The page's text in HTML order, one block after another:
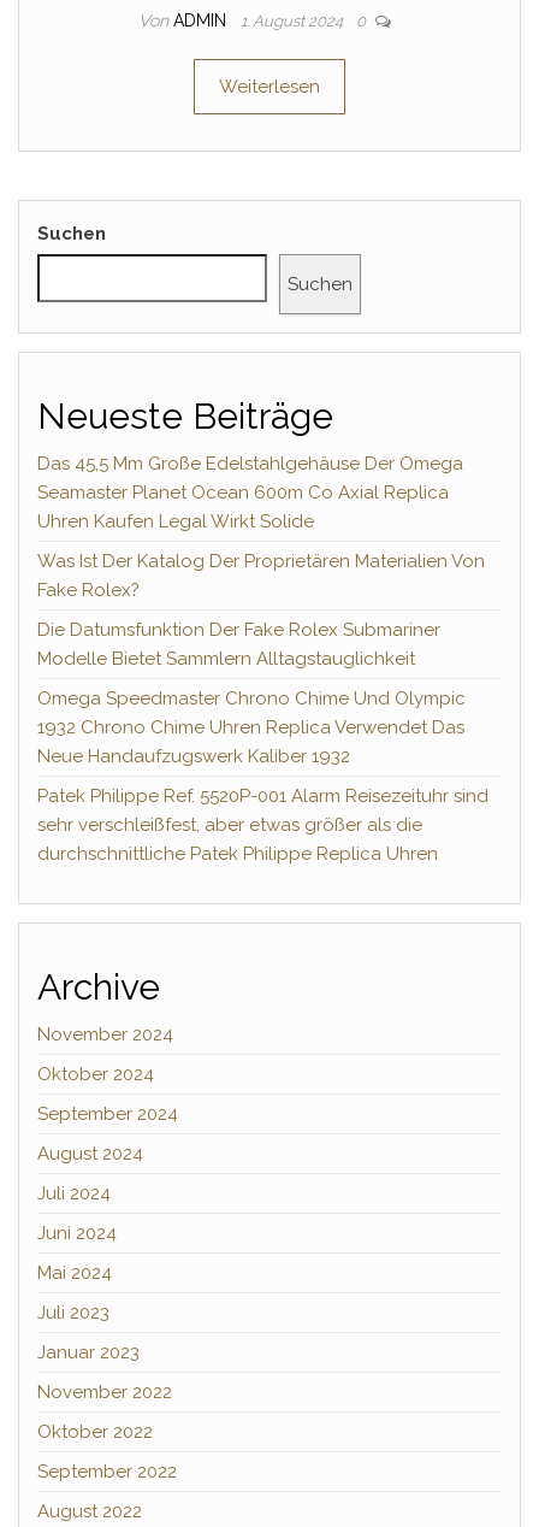
Von ADMIN 1. August 2024 0
Weiterlesen
Suchen
Suchen
Neueste Beiträge
Das 45,5 Mm Große Edelstahlgehäuse Der Omega
Seamaster Planet Ocean 600m Co Axial Replica
Uhren Kaufen Legal Wirkt Solide
Was Ist Der Katalog Der Proprietären Materialien Von
Fake Rolex?
Die Datumsfunktion Der Fake Rolex Submariner
Modelle Bietet Sammlern Alltagstauglichkeit
Omega Speedmaster Chrono Chime Und Olympic
1932 Chrono Chime Uhren Replica Verwendet Das
Neue Handaufzugswerk Kaliber 1932
Patek Philippe Ref. 5520P-001 Alarm Reisezeituhr sind
sehr verschleißfest, aber etwas größer als die
durchschnittliche Patek Philippe Replica Uhren
Archive
November 2024
Oktober 2024
September 2024
August 2024
Juli 2024
Juni 2024
Mai 2024
Juli 2023
Januar 2023
November 2022
Oktober 2022
September 2022
August 2022